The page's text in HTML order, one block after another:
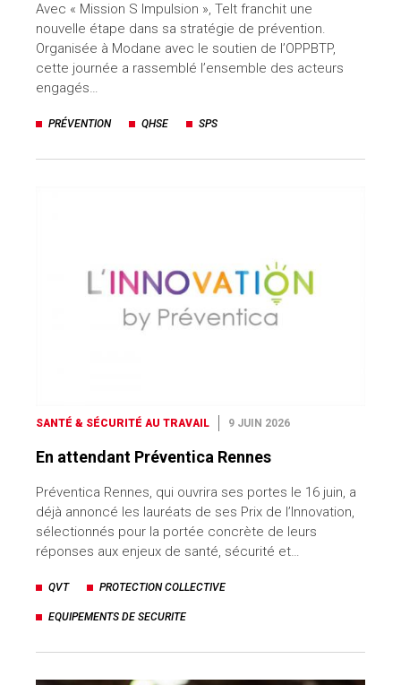
Avec « Mission S Impulsion », Telt franchit une
nouvelle étape dans sa stratégie de prévention.
Organisée à Modane avec le soutien de l’OPPBTP,
cette journée a rassemblé l’ensemble des acteurs
engagés…
PRÉVENTION QHSE SPS
SANTÉ & SÉCURITÉ AU TRAVAIL 9 JUIN 2026
En attendant Préventica Rennes
Préventica Rennes, qui ouvrira ses portes le 16 juin, a
déjà annoncé les lauréats de ses Prix de l’Innovation,
sélectionnés pour la portée concrète de leurs
réponses aux enjeux de santé, sécurité et…
QVT PROTECTION COLLECTIVE
EQUIPEMENTS DE SECURITE